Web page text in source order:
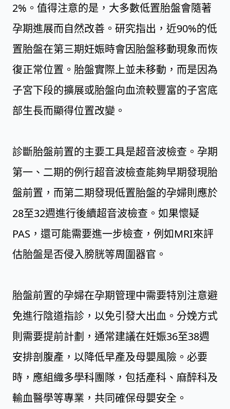
2%。值得注意的是，大多數低置胎盤會隨著
孕期進展而自然改善。研究指出，近90%的低
置胎盤在第三期妊娠時會因胎盤移動現象而恢
復正常位置。胎盤實際上並未移動，而是因為
子宮下段的擴展或胎盤向血流較豐富的子宮底
部生長而顯得位置改變。
診斷胎盤前置的主要工具是超音波檢查。孕期
第一、二期的例行超音波檢查能夠早期發現胎
盤前置，而第二期發現低置胎盤的孕婦則應於
28至32週進行後續超音波檢查。如果懷疑
PAS，還可能需要進一步檢查，例如MRI來評
估胎盤是否侵入膀胱等周圍器官。
胎盤前置的孕婦在孕期管理中需要特別注意避
免進行陰道指診，以免引發大出血。分娩方式
則需要提前計劃，通常建議在妊娠36至38週
安排剖腹產，以降低早產及母嬰風險。必要
時，應組織多學科團隊，包括產科、麻醉科及
輸血醫學等專業，共同確保母嬰安全。